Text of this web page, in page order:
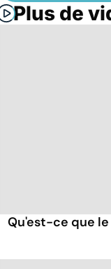
Plus de
Qu'est-ce que